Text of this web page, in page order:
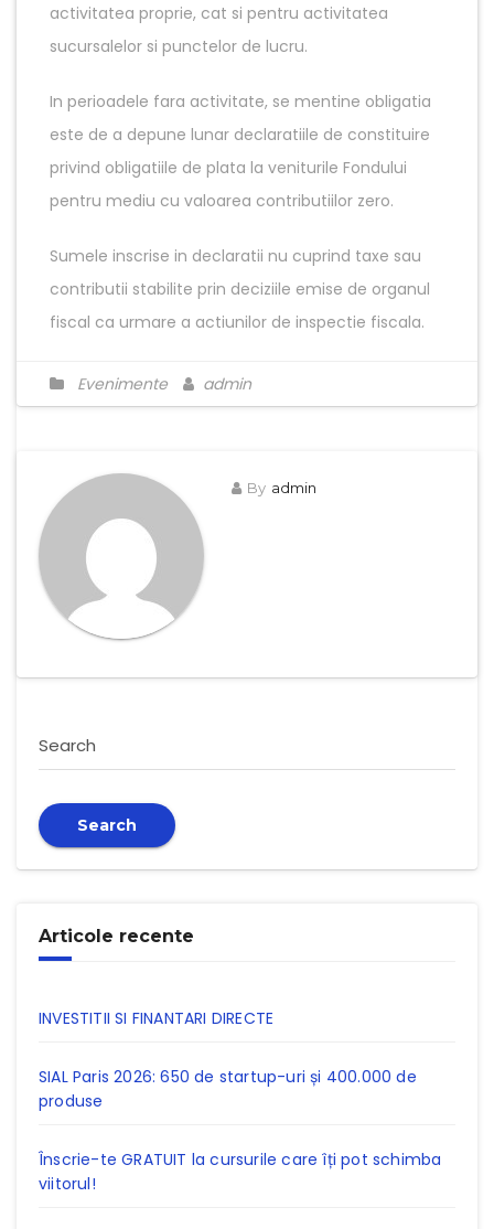
activitatea proprie, cat si pentru activitatea
sucursalelor si punctelor de lucru.
In perioadele fara activitate, se mentine obligatia
este de a depune lunar declaratiile de constituire
privind obligatiile de plata la veniturile Fondului
pentru mediu cu valoarea contributiilor zero.
Sumele inscrise in declaratii nu cuprind taxe sau
contributii stabilite prin deciziile emise de organul
fiscal ca urmare a actiunilor de inspectie fiscala.
Evenimente admin
By admin
Search
Search
Articole recente
INVESTITII SI FINANTARI DIRECTE
SIAL Paris 2026: 650 de startup-uri și 400.000 de
produse
Înscrie-te GRATUIT la cursurile care îți pot schimba
viitorul!